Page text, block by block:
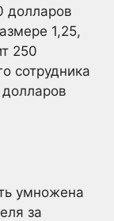
долларов
1,25,
250
сотрудника
умножена
за